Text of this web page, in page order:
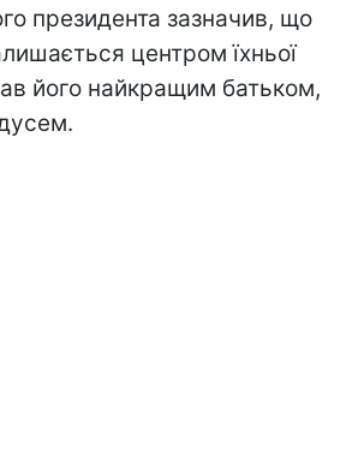
президента зазначив, що
центром їхньої
його найкращим батьком,